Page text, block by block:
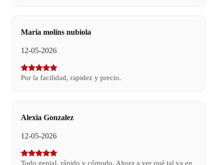
Maria molins nubiola
12-05-2026
Por la facilidad, rapidez y precio.
Alexia Gonzalez
12-05-2026
Todo genial, rápido y cómodo. Ahora a ver qué tal va en